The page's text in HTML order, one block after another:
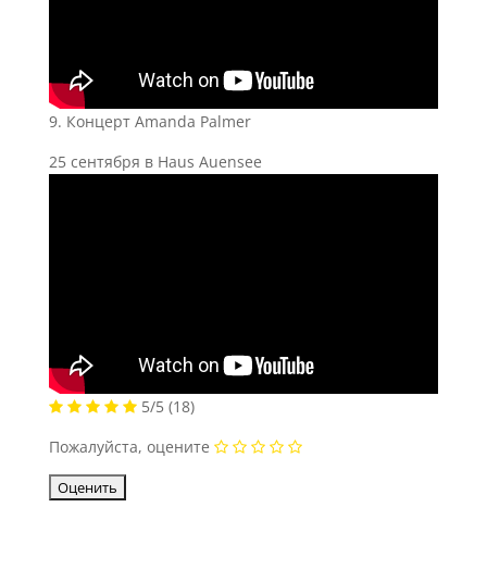
9. Концерт Amanda Palmer
25 сентября в Haus Auensee
5/5 (18)
Пожалуйста, оцените